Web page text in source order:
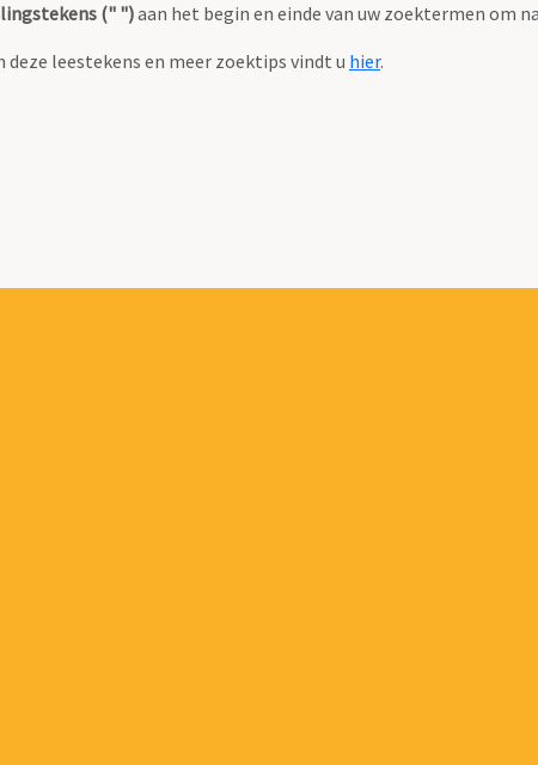
(" ")aan het begin en einde van uw zoektermen om
deze leestekens en meer zoektips vindt u hier.